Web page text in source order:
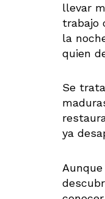
llevar
trabajo
la
quien
Se
ya